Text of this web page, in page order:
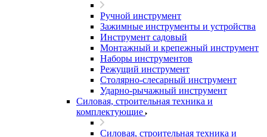
Ручной инструмент
Зажимные инструменты и устройства
Инструмент садовый
Монтажный и крепежный инструмент
Наборы инструментов
Режущий инструмент
Столярно-слесарный инструмент
Ударно-рычажный инструмент
Силовая, строительная техника и
комплектующие
Силовая, строительная техника и